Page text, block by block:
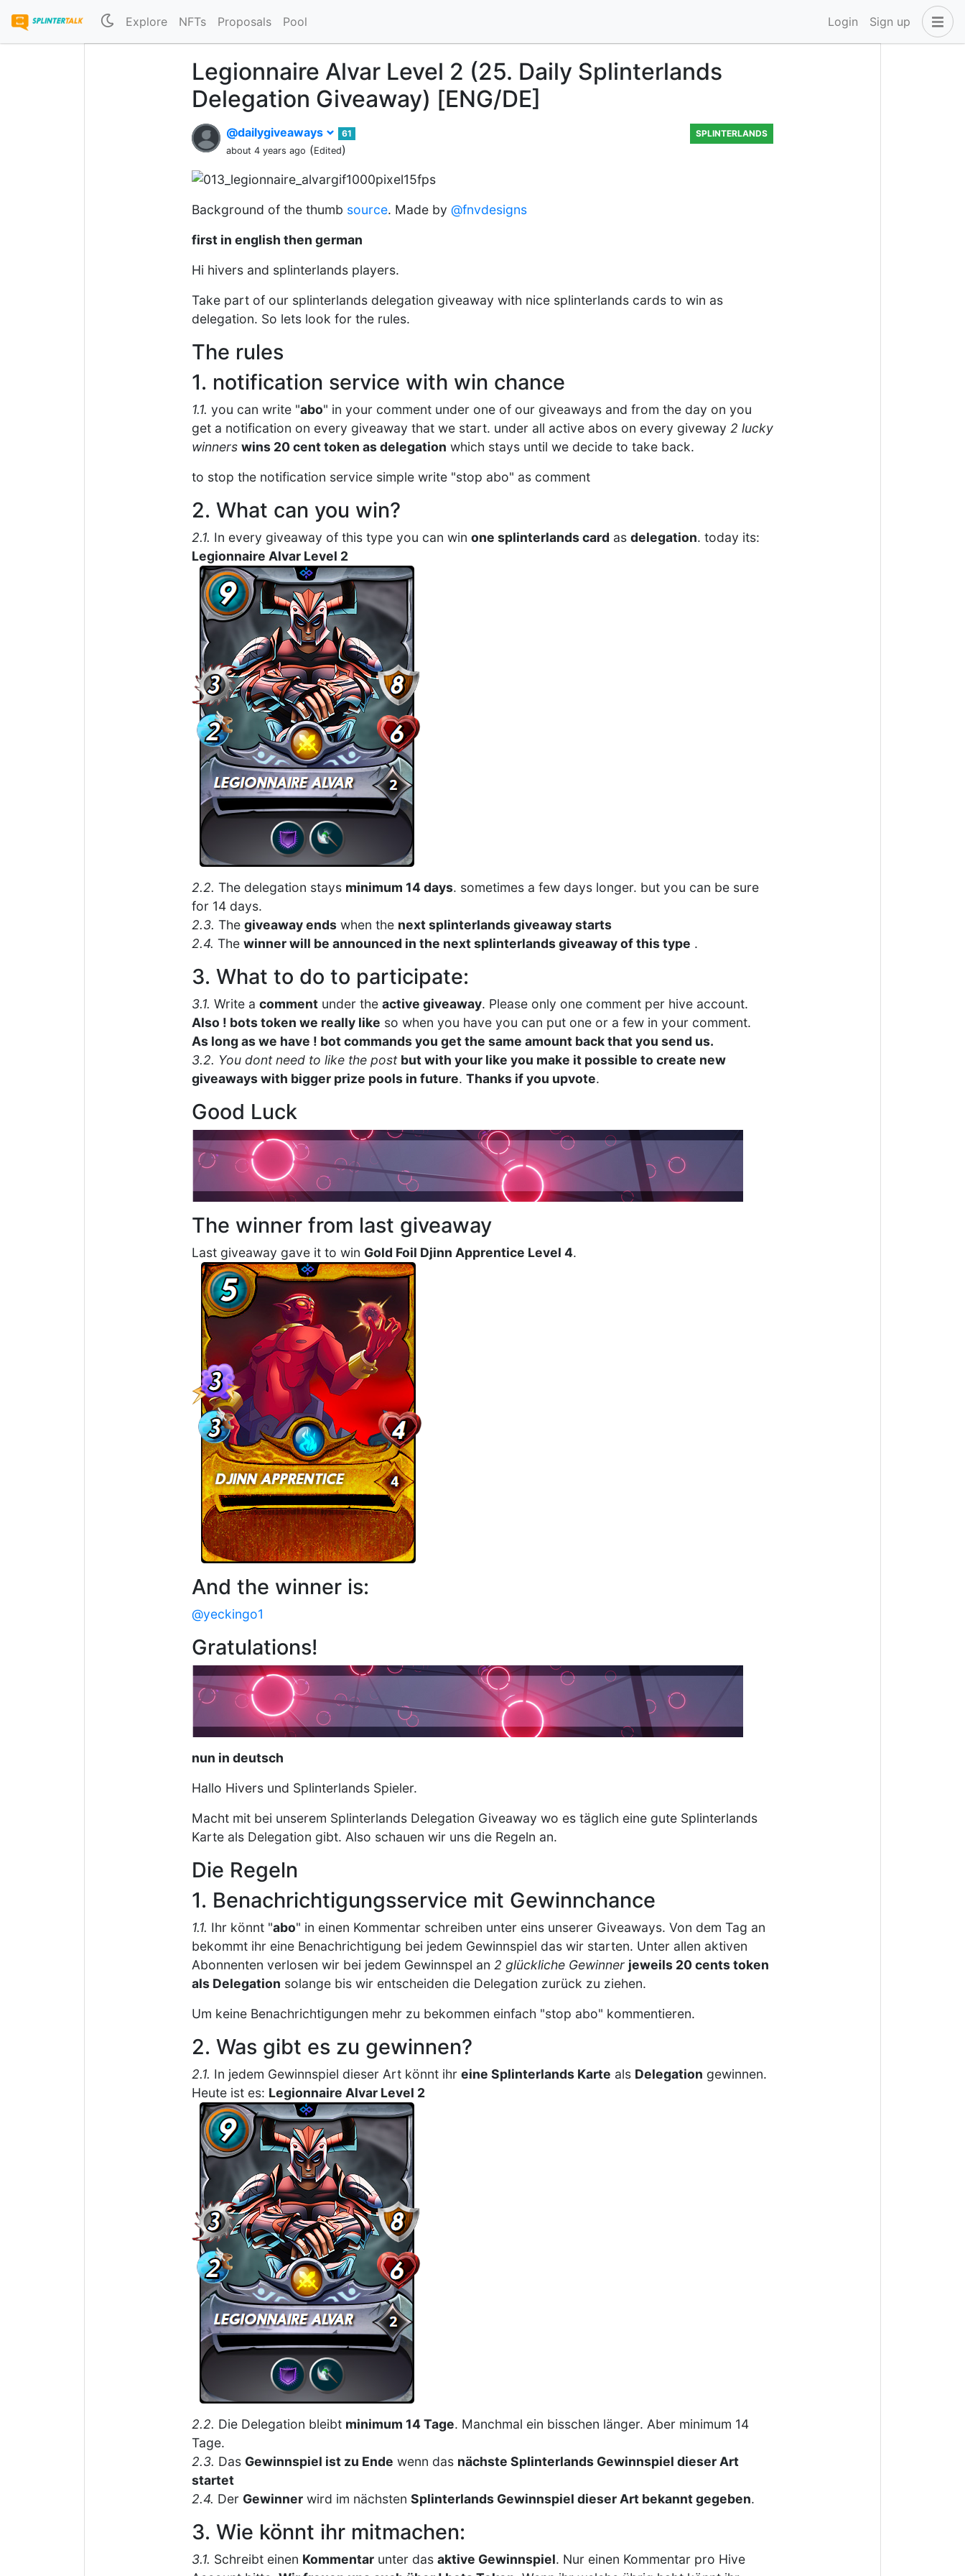
Explore NFTs Proposals Pool Login Sign up
Legionnaire Alvar Level 2 (25. Daily Splinterlands
Delegation Giveaway) [ENG/DE]
@dailygiveaways
61
about 4 years ago (Edited)
SPLINTERLANDS
Background of the thumb source. Made by @fnvdesigns
first in english then german
Hi hivers and splinterlands players.
Take part of our splinterlands delegation giveaway with nice splinterlands cards to win as
delegation. So lets look for the rules.
The rules
1. notification service with win chance
1.1. you can write "abo" in your comment under one of our giveaways and from the day on you
get a notification on every giveaway that we start. under all active abos on every giveway 2 lucky
winners wins 20 cent token as delegation which stays until we decide to take back.
to stop the notification service simple write "stop abo" as comment
2. What can you win?
2.1. In every giveaway of this type you can win one splinterlands card as delegation. today its:
Legionnaire Alvar Level 2
2.2. The delegation stays minimum 14 days. sometimes a few days longer. but you can be sure
for 14 days.
2.3. The giveaway ends when the next splinterlands giveaway starts
2.4. The winner will be announced in the next splinterlands giveaway of this type .
3. What to do to participate:
3.1. Write a comment under the active giveaway. Please only one comment per hive account.
Also ! bots token we really like so when you have you can put one or a few in your comment.
As long as we have ! bot commands you get the same amount back that you send us.
3.2. You dont need to like the post but with your like you make it possible to create new
giveaways with bigger prize pools in future. Thanks if you upvote.
Good Luck
The winner from last giveaway
Last giveaway gave it to win Gold Foil Djinn Apprentice Level 4.
And the winner is:
@yeckingo1
Gratulations!
nun in deutsch
Hallo Hivers und Splinterlands Spieler.
Macht mit bei unserem Splinterlands Delegation Giveaway wo es täglich eine gute Splinterlands
Karte als Delegation gibt. Also schauen wir uns die Regeln an.
Die Regeln
1. Benachrichtigungsservice mit Gewinnchance
1.1. Ihr könnt "abo" in einen Kommentar schreiben unter eins unserer Giveaways. Von dem Tag an
bekommt ihr eine Benachrichtigung bei jedem Gewinnspiel das wir starten. Unter allen aktiven
Abonnenten verlosen wir bei jedem Gewinnspel an 2 glückliche Gewinner jeweils 20 cents token
als Delegation solange bis wir entscheiden die Delegation zurück zu ziehen.
Um keine Benachrichtigungen mehr zu bekommen einfach "stop abo" kommentieren.
2. Was gibt es zu gewinnen?
2.1. In jedem Gewinnspiel dieser Art könnt ihr eine Splinterlands Karte als Delegation gewinnen.
Heute ist es: Legionnaire Alvar Level 2
2.2. Die Delegation bleibt minimum 14 Tage. Manchmal ein bisschen länger. Aber minimum 14
Tage.
2.3. Das Gewinnspiel ist zu Ende wenn das nächste Splinterlands Gewinnspiel dieser Art
startet
2.4. Der Gewinner wird im nächsten Splinterlands Gewinnspiel dieser Art bekannt gegeben.
3. Wie könnt ihr mitmachen:
3.1. Schreibt einen Kommentar unter das aktive Gewinnspiel. Nur einen Kommentar pro Hive